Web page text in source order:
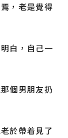
，老是覺得
白，自己一
個男朋友扔
於帶着見了